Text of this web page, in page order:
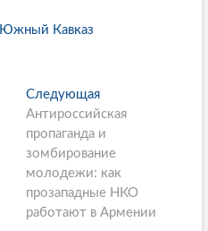
Южный Кавказ
Следующая
л
е
д
у
ю
щ
Антироссийская
пропаганда и
зомбирование
молодежи: как
прозападные НКО
работают в Армении